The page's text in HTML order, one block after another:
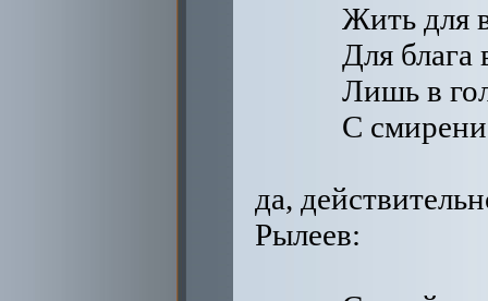
Жить для
Для блага
Лишь в
С
да,
Рылеев: